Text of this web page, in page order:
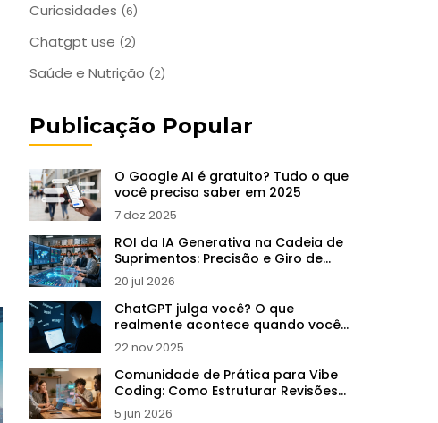
Curiosidades (6)
Chatgpt use (2)
Saúde e Nutrição (2)
Publicação Popular
O Google AI é gratuito? Tudo o que
você precisa saber em 2025
7 dez 2025
ROI da IA Generativa na Cadeia de
Suprimentos: Precisão e Giro de
Estoque
20 jul 2026
ChatGPT julga você? O que
realmente acontece quando você
pergunta algo sensível
22 nov 2025
Comunidade de Prática para Vibe
Coding: Como Estruturar Revisões
por Pares e Office Hours
5 jun 2026